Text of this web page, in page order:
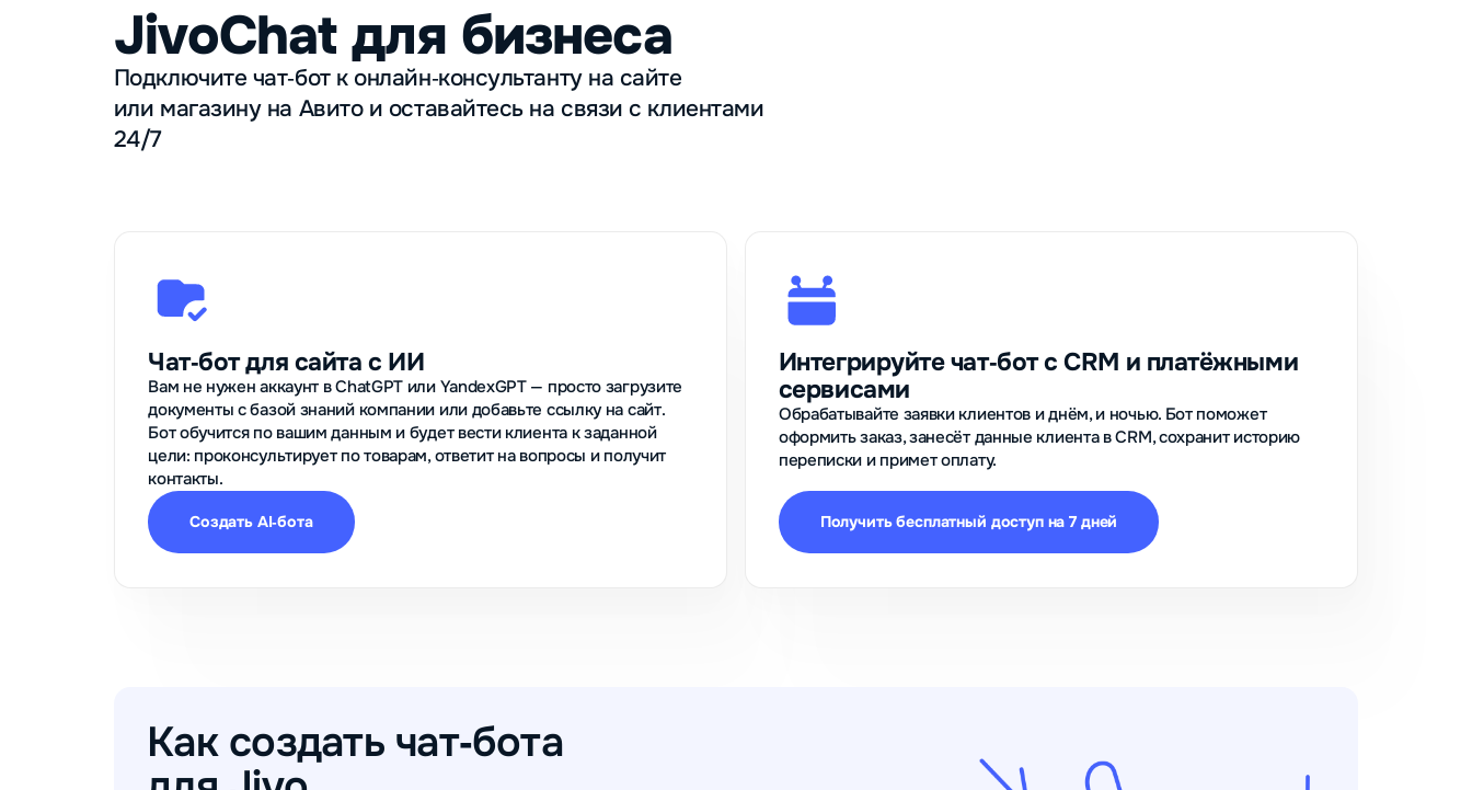
JivoChat для бизнеса
Подключите чат‑бот к онлайн‑консультанту на сайте
или магазину на Авито и оставайтесь на связи с клиентами
24/7
Чат‑бот для сайта с ИИ
Вам не нужен аккаунт в ChatGPT или YandexGPT — просто загрузите
документы с базой знаний компании или добавьте ссылку на сайт.
Бот обучится по вашим данным и будет вести клиента к заданной
цели: проконсультирует по товарам, ответит на вопросы и получит
контакты.
Создать AI‑бота
Интегрируйте чат‑бот с CRM и платёжными
сервисами
Обрабатывайте заявки клиентов и днём, и ночью. Бот поможет
оформить заказ, занесёт данные клиента в CRM, сохранит историю
переписки и примет оплату.
Получить бесплатный доступ на 7 дней
Как создать чат‑бота